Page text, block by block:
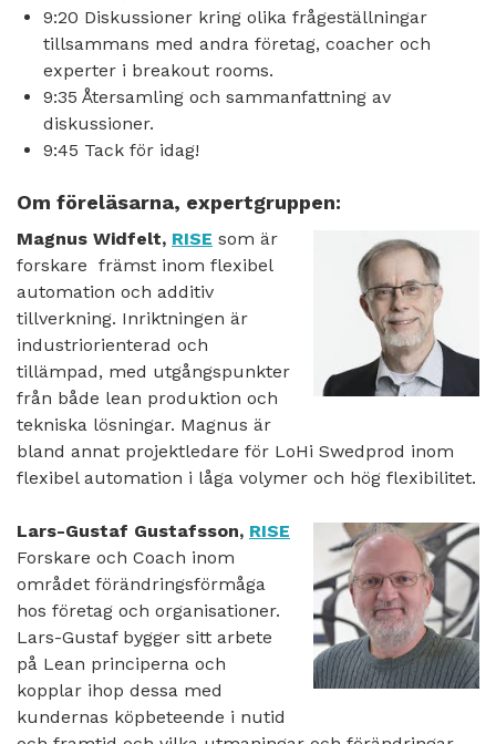
9:20 Diskussioner kring olika frågeställningar
tillsammans med andra företag, coacher och
experter i breakout rooms.
9:35 Återsamling och sammanfattning av
diskussioner.
9:45 Tack för idag!
Om föreläsarna, expertgruppen:
Magnus Widfelt, RISE som är
forskare främst inom flexibel
automation och additiv
tillverkning. Inriktningen är
industriorienterad och
tillämpad, med utgångspunkter
från både lean produktion och
tekniska lösningar. Magnus är
bland annat projektledare för LoHi Swedprod inom
flexibel automation i låga volymer och hög flexibilitet.
Lars-Gustaf Gustafsson, RISE
Forskare och Coach inom
området förändringsförmåga
hos företag och organisationer.
Lars-Gustaf bygger sitt arbete
på Lean principerna och
kopplar ihop dessa med
kundernas köpbeteende i nutid